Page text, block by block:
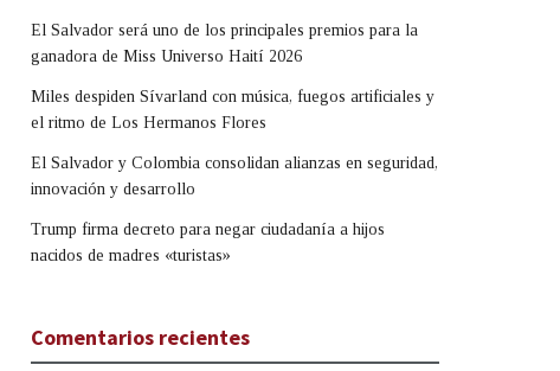
El Salvador será uno de los principales premios para la
ganadora de Miss Universo Haití 2026
Miles despiden Sívarland con música, fuegos artificiales y
el ritmo de Los Hermanos Flores
El Salvador y Colombia consolidan alianzas en seguridad,
innovación y desarrollo
Trump firma decreto para negar ciudadanía a hijos
nacidos de madres «turistas»
Comentarios recientes